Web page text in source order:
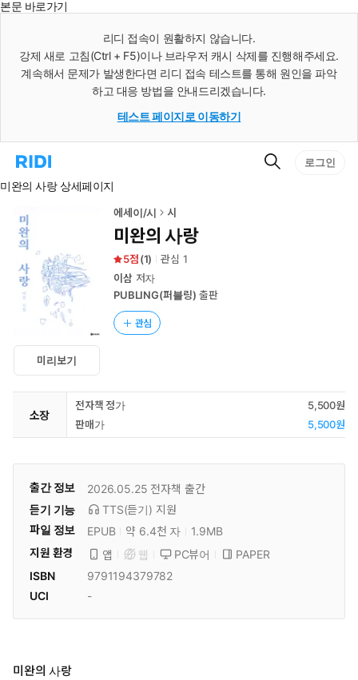
본문 바로가기
리디 접속이 원활하지 않습니다.
강제 새로 고침(Ctrl + F5)이나 브라우저 캐시 삭제를 진행해주세요.
계속해서 문제가 발생한다면 리디 접속 테스트를 통해 원인을 파악
하고 대응 방법을 안내드리겠습니다.
테스트 페이지로 이동하기
리
홈
이
동
검
로그인
미완의 사랑 상세페이지
미리보기
에세이/시 시
미완의 사랑
5 (1) 관심 1
이삼저자
PUBLING(퍼블링) 출판
관심
소장
전자책 정가
5,500원
판매가
5,500원
출간 정보 2026.05.25 전자책 출간
듣기 기능
TTS(듣기) 지원
파일 정보
EPUB 약 6.4천 자
1.9MB
지원 환경
앱 웹 PC뷰어
PAPER
ISBN
9791194379782
UCI
-
미완의 사랑